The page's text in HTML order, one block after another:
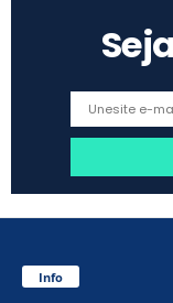
Info